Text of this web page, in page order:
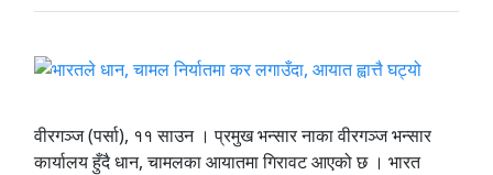
वीरगञ्ज (पर्सा), ११ साउन । प्रमुख भन्सार नाका वीरगञ्ज भन्सार
कार्यालय हुँदै धान, चामलका आयातमा गिरावट आएको छ । भारत